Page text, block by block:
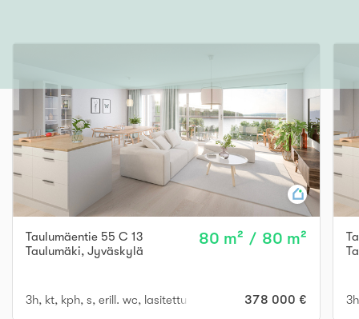
Taulumäentie 55 C 13
Taulumäki, Jyväskylä
80 m² / 80 m²
3h, kt, kph, s, erill. wc, lasitettu parveke 378 000 €